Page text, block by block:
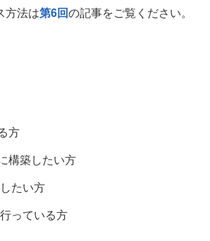
方法は第6回の記事をご覧ください。
方
構築したい方
たい方
っている方